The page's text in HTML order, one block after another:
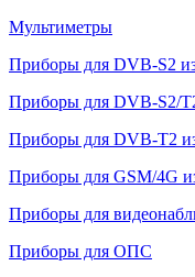
Мультиметры
Приборы для DVB-S2
Приборы для DVB-S2/
Приборы для DVB-T2
Приборы для GSM/4G
Приборы для
Приборы для ОПС